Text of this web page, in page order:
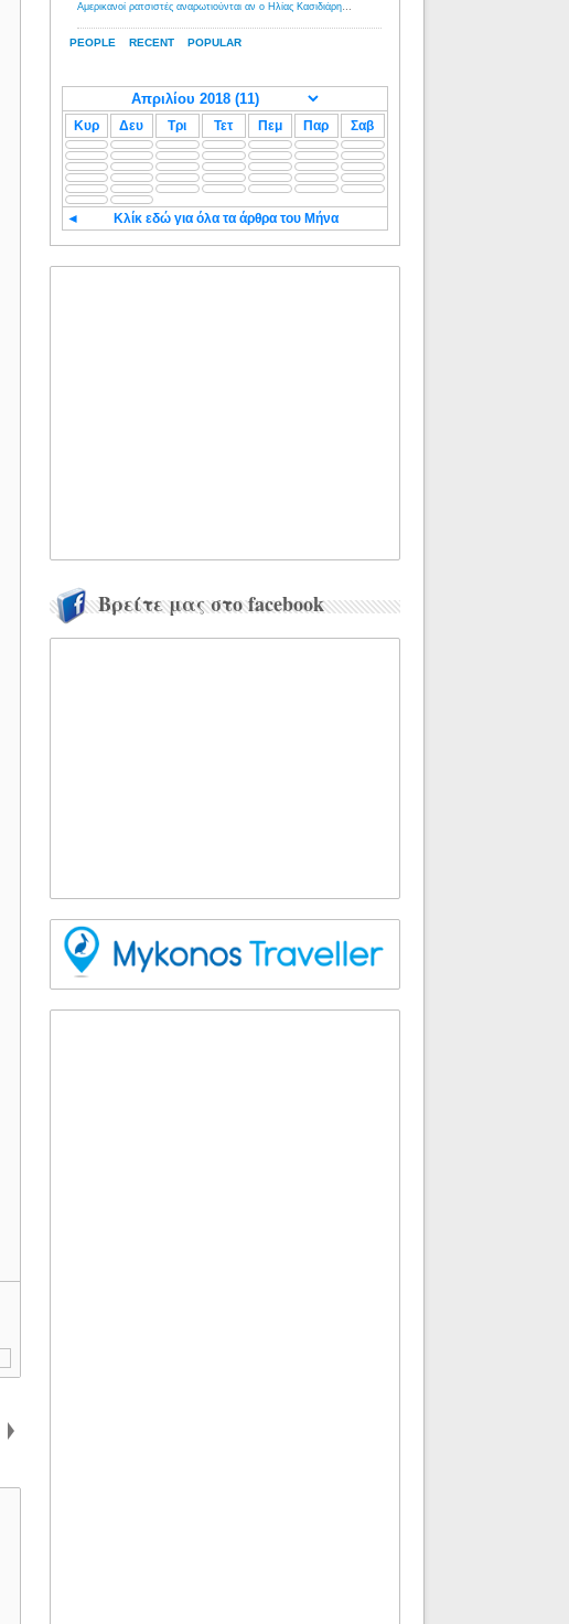
PEOPLE RECENT POPULAR
Αμερικανοί ρατσιστές αναρωτιούνται αν ο Ηλίας Κασιδιάρης ανήκει στη λευκή φυλή... - Λόγιος Ερμής
Κυρ Δευ Τρι Τετ Πεμ Παρ Σαβ
◄ Κλίκ εδώ για όλα τα άρθρα του Μήνα
Βρείτε μας στο facebook